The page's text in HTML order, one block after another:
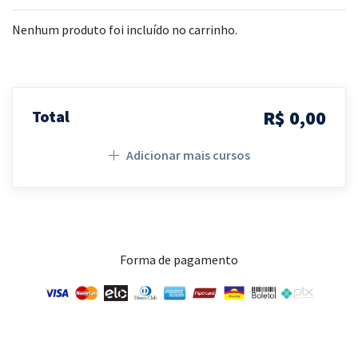
Nenhum produto foi incluído no carrinho.
Total R$ 0,00
Adicionar mais cursos
Forma de pagamento